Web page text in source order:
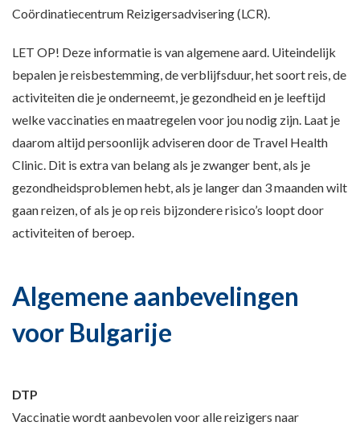
Coördinatiecentrum Reizigersadvisering (LCR).
LET OP! Deze informatie is van algemene aard. Uiteindelijk
bepalen je reisbestemming, de verblijfsduur, het soort reis, de
activiteiten die je onderneemt, je gezondheid en je leeftijd
welke vaccinaties en maatregelen voor jou nodig zijn. Laat je
daarom altijd persoonlijk adviseren door de Travel Health
Clinic. Dit is extra van belang als je zwanger bent, als je
gezondheidsproblemen hebt, als je langer dan 3 maanden wilt
gaan reizen, of als je op reis bijzondere risico’s loopt door
activiteiten of beroep.
Algemene aanbevelingen
voor Bulgarije
DTP
Vaccinatie wordt aanbevolen voor alle reizigers naar